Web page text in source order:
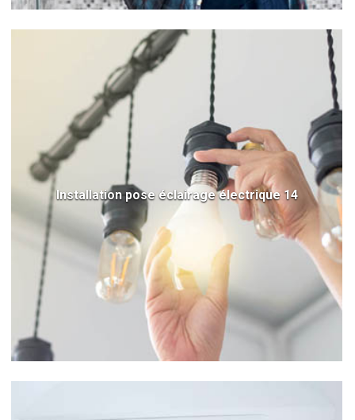
Installation pose éclairage électrique 14